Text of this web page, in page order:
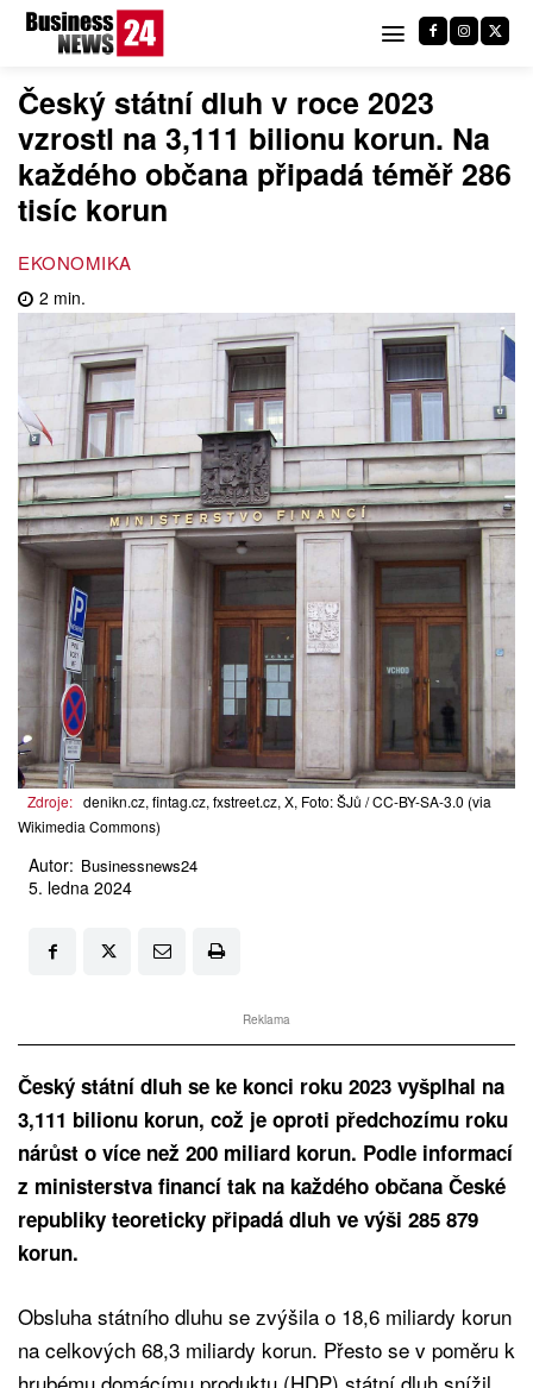
Český státní dluh v roce 2023
vzrostl na 3,111 bilionu korun. Na
každého občana připadá téměř 286
tisíc korun
EKONOMIKA
2 min.
Zdroje: denikn.cz, fintag.cz, fxstreet.cz, X, Foto: ŠJů / CC-BY-SA-3.0 (via
Wikimedia Commons)
Autor: Businessnews24
5. ledna 2024
Reklama
Český státní dluh se ke konci roku 2023 vyšplhal na
3,111 bilionu korun, což je oproti předchozímu roku
nárůst o více než 200 miliard korun. Podle informací
z ministerstva financí tak na každého občana České
republiky teoreticky připadá dluh ve výši 285 879
korun.
Obsluha státního dluhu se zvýšila o 18,6 miliardy korun
na celkových 68,3 miliardy korun. Přesto se v poměru k